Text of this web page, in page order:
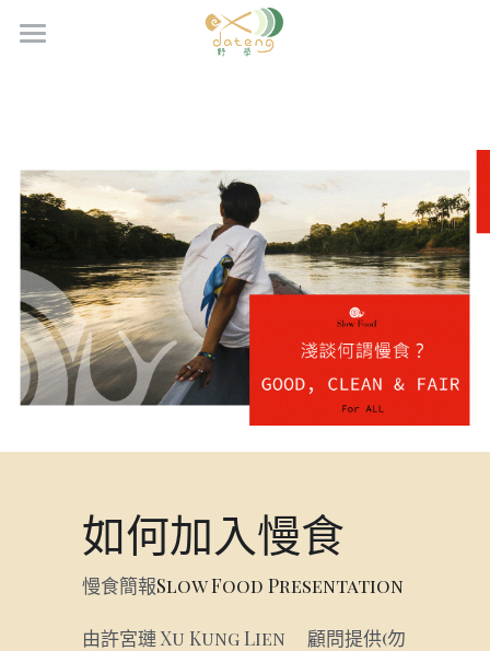
慢食博覽會活動資訊
慢食舞台資訊
慢食論壇資訊
花蓮慢食旅遊Hualien Slow Food Touris
2025慢食旅遊
【花蓮縣秀林鄉】大竹子走部落
【花蓮縣豐濱鄉】歐郎文化工作室
【花蓮縣光復鄉】阿樂樂代
【花蓮縣豐濱鄉】人魚海商坊（里艾廚
2024慢食旅遊
【花蓮縣壽豐鄉】阿魯巴染部落手作室
【花蓮縣光復鄉】縱谷線工作室
【花蓮縣吉安鄉】野學基地
慢食相關資訊Slow Food Resources
花蓮慢食店家Hualien Slow Food
Restau
大師據點Master-level Spots
示範據點Demonstration Spots
新銳據點Emerging Spots
花蓮慢食組織Hualien Slow Food
Organi
台灣原住民慢食廚師聯盟 Taiwan
台灣花蓮原住民慢食-婦女傳統飲食文化
food Hual
如何加入慢食How to Join the Slow
關於我們
活動專欄EventHighlights
聯絡我們
如何加入慢食
慢食簡報Slow Food Presentation
由許宮璉 Xu Kung Lien     顧問提供(勿